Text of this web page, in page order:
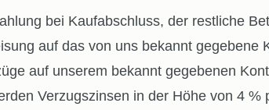
bei Kaufabschluss, der restliche
auf das von uns bekannt
auf unserem bekannt gegebenen
Verzugszinsen in der Höhe von 4